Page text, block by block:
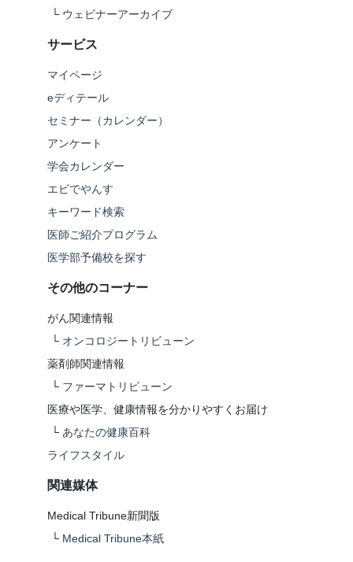
└ ウェビナーアーカイブ
サービス
マイページ
eディテール
セミナー（カレンダー）
アンケート
学会カレンダー
エビでやんす
キーワード検索
医師ご紹介プログラム
医学部予備校を探す
その他のコーナー
がん関連情報
└ オンコロジートリビューン
薬剤師関連情報
└ ファーマトリビューン
医療や医学、健康情報を分かりやすくお届け
└ あなたの健康百科
ライフスタイル
関連媒体
Medical Tribune新聞版
└ Medical Tribune本紙